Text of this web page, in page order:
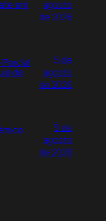
em
agosto
de 2026
de
5 de
agosto
de 2026
5 de
agosto
de 2026